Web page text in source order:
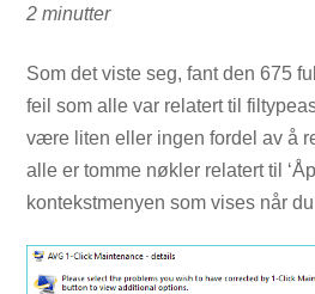
2 minutter
Som det viste seg, fant den 675
feil som alle var relatert til
være liten eller ingen fordel av å
alle er tomme nøkler relatert til
kontekstmenyen som vises når